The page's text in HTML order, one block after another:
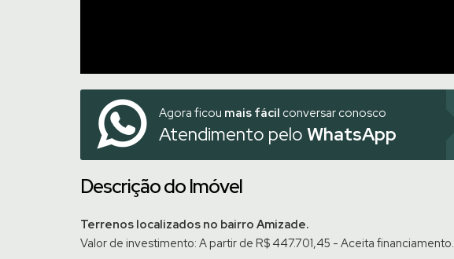
Agora ficou mais fácil conversar conosco
Atendimento pelo WhatsApp
Descrição do Imóvel
Terrenos localizados no bairro Amizade.
Valor de investimento: A partir de R$ 447.701,45 - Aceita financiamento.